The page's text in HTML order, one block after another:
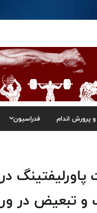
پرورش اندام فدراسیون
و تبعیض در